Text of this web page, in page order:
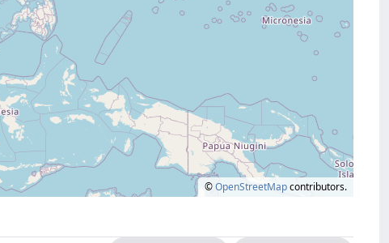
©OpenStreetMapcontributors.